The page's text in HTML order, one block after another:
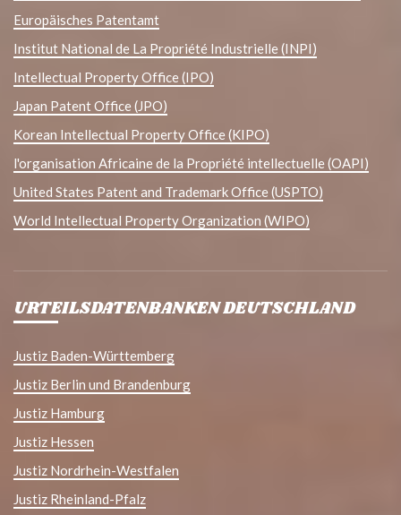
Europäisches Patentamt
Institut National de La Propriété Industrielle (INPI)
Intellectual Property Office (IPO)
Japan Patent Office (JPO)
Korean Intellectual Property Office (KIPO)
l'organisation Africaine de la Propriété intellectuelle (OAPI)
United States Patent and Trademark Office (USPTO)
World Intellectual Property Organization (WIPO)
URTEILSDATENBANKEN DEUTSCHLAND
Justiz Baden-Württemberg
Justiz Berlin und Brandenburg
Justiz Hamburg
Justiz Hessen
Justiz Nordrhein-Westfalen
Justiz Rheinland-Pfalz